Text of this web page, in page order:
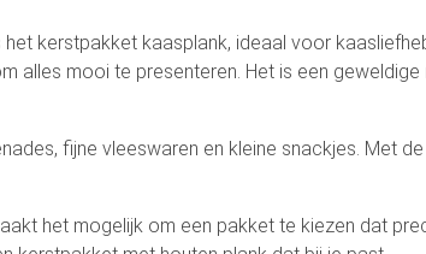
kerstpakket kaasplank, ideaal voor
alles mooi te presenteren. Het is een
fijne vleeswaren en kleine snackjes. Met
het mogelijk om een pakket te kiezen dat